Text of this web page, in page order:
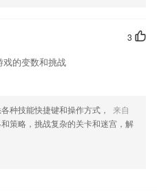
3
的变数和挑战
种技能快捷键和操作方式，
来自
策略，挑战复杂的关卡和迷宫，解